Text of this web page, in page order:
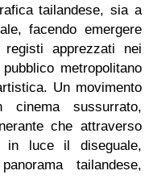
tailandese, sia a
facendo emergere
apprezzati nei
metropolitano
Un movimento
cinema sussurrato,
che attraverso
in luce il diseguale,
tailandese,